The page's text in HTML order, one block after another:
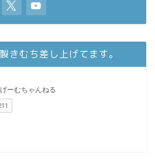
きむち差し上げてます。